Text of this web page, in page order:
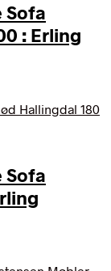
Sofa
: Erling
Sofa